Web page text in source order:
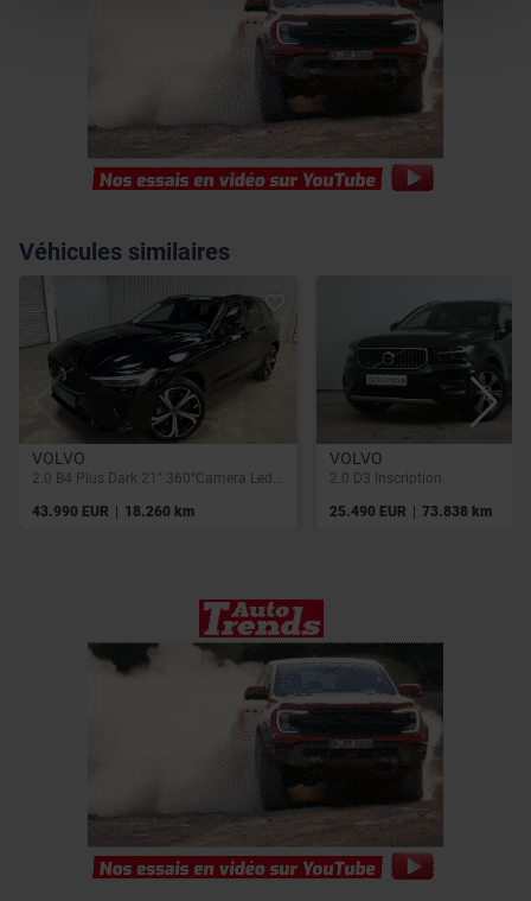
l’utilisation de notre site avec nos partenaires de
médias sociaux, de publicité et d’analyse, qui peuvent
combiner celles-ci avec d’autres informations que vous
leur avez fournies ou qu’ils ont collectées lors de votre
utilisation de leurs services.
Véhicules similaires
VOLVO
2.0 B4 Plus Dark 21" 360°Camera Leder Kinderzitjes
43.990 EUR | 18.260 km
VOLVO
2.0 D3 Inscription
25.490 EUR | 73.838 km